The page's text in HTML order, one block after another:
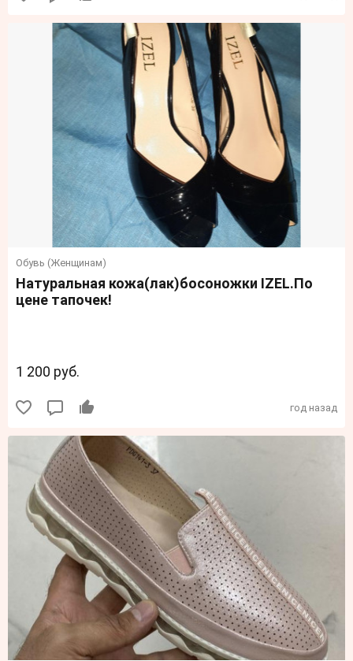
Обувь (Женщинам)
Натуральная кожа(лак)босоножки IZEL.По
цене тапочек!
1 200 руб.
год назад